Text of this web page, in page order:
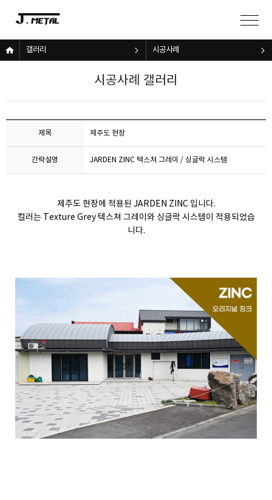
갤러리 시공사례
시공사례 갤러리
제목 제주도 현장
간략설명 JARDEN ZINC 텍스쳐 그레이 / 싱글락 시스템
제주도 현장에 적용된 JARDEN ZINC 입니다.
컬러는 Texture Grey 텍스쳐 그레이와 싱글락 시스템이 적용되었습
니다.